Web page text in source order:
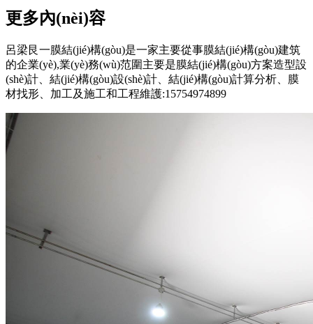
更多內(nèi)容
呂梁艮一膜結(jié)構(gòu)是一家主要從事膜結(jié)構(gòu)建筑
的企業(yè),業(yè)務(wù)范圍主要是膜結(jié)構(gòu)方案造型設
(shè)計、結(jié)構(gòu)設(shè)計、結(jié)構(gòu)計算分析、膜
材找形、加工及施工和工程維護:15754974899